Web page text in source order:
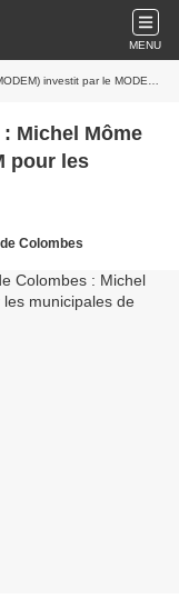
MENU
MODEM pour les municipales de 2020
Michel Môme
pour les
Colombes